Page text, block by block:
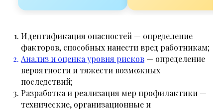
Идентификация опасностей — определение
факторов, способных нанести вред работникам;
Анализ и оценка уровня рисков — определение
вероятности и тяжести возможных
последствий;
Разработка и реализация мер профилактики —
технические, организационные и